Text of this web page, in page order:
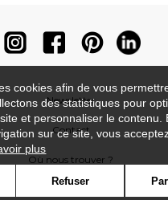
Newsletter
Contact
Où nous trouver ?
cookies afin de vous
des statistiques pour
et personnaliser le contenu.
sur ce site, vous
plus
Refuser